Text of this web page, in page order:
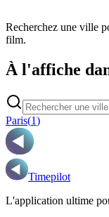
Recherchez une ville
film.
À l'affiche
Paris(1)
Timepilot
L'application ultime